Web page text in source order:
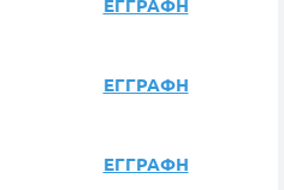
ΕΓΓΡΑΦΗ
ΕΓΓΡΑΦΗ
ΕΓΓΡΑΦΗ